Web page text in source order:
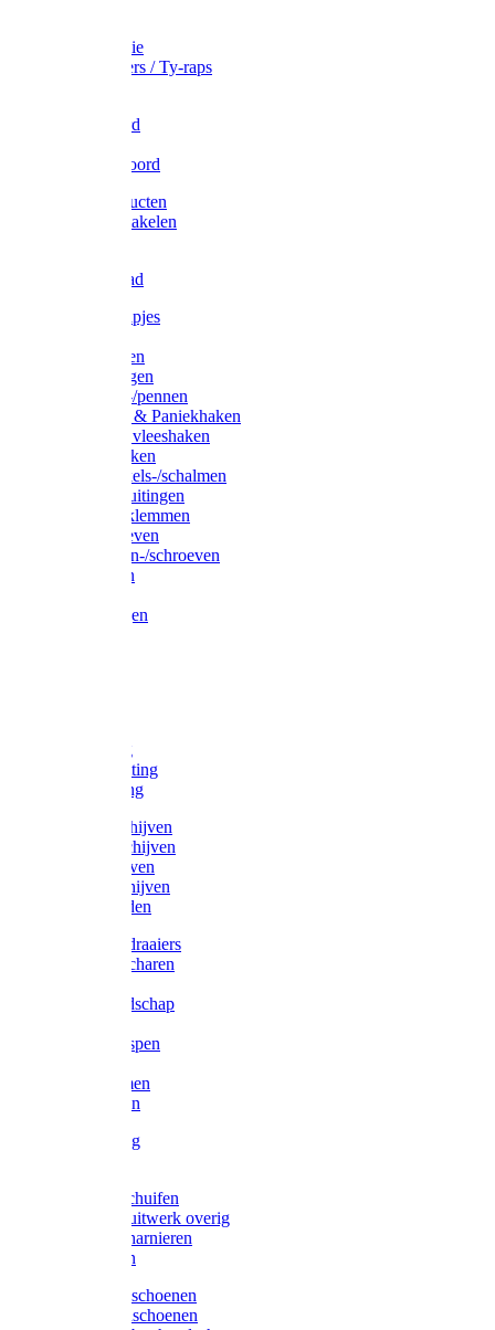
Tape en folie
Kabelbinders / Ty-raps
Metselkoord
Elastisch koord
Afdekproducten
Heffen en takelen
Waslijndraad
Simplexknipjes
Sleutelringen
Gelaste ringen
Borgveren-/pennen
Musketons & Paniekhaken
S-haken & vleeshaken
Karabijnhaken
Noodschakels-/schalmen
Harp-/D-sluitingen
Staaldraadklemmen
Spanschroeven
Ringmoeren-/schroeven
Puntkousen
Aanlegringen
Voetketting
Scheepsketting
Victorketting
Afbraamschijven
Doorslijpschijven
Lamelschijven
Diamantschijven
Laselektroden
Schroevendraaiers
Tangen / Scharen
Meetgereedschap
Vijlen / Raspen
Lijmklemmen
Waterpassen
Bouwbeslag
Grendels/schuifen
Hang en sluitwerk overig
Hengen/scharnieren
Scharnieren
Latex handschoenen
Leren handschoenen